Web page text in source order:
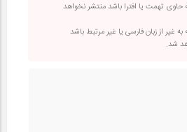
حاوی تهمت یا افترا باشد منتشر نخواهد
به غیر از زبان فارسی یا غیر مرتبط باشد
شد.